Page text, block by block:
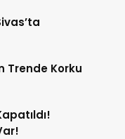
Trende Korku